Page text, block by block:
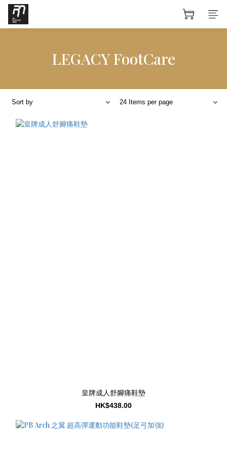
LEGACY FootCare
Sort by 24 Items per page
皇牌成人舒腳痛鞋墊
HK$438.00